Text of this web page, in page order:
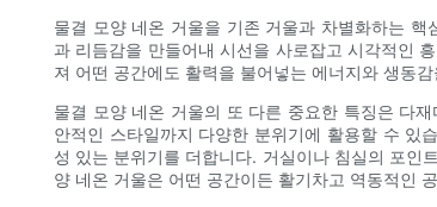
물결 모양 네온 거울을 기존 거울과 차별화하는
과 리듬감을 만들어내 시선을 사로잡고 시각적인
져 어떤 공간에도 활력을 불어넣는 에너지와 생동
물결 모양 네온 거울의 또 다른 중요한 특징은 다
안적인 스타일까지 다양한 분위기에 활용할 수 있
성 있는 분위기를 더합니다. 거실이나 침실의 포인
양 네온 거울은 어떤 공간이든 활기차고 역동적인